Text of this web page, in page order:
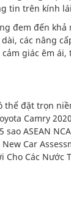
tin trên kính
đem đến
các nâng
giác êm ái,
thể đặt trọn
Camry
ASEAN
Car
Cho Các Nước